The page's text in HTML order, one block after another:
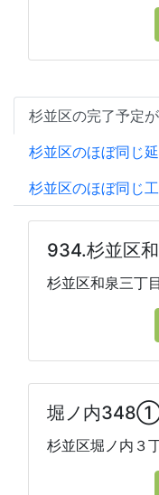
杉並区の完了予定
杉並区のほぼ同じ
杉並区のほぼ同じ
934.杉並区
杉並区和泉三丁
堀ノ内348①
杉並区堀ノ内３